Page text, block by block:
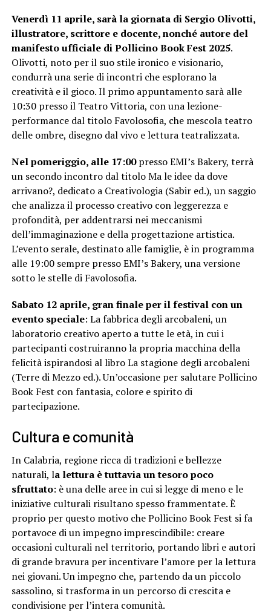
Venerdì 11 aprile, sarà la giornata di Sergio Olivotti,
illustratore, scrittore e docente, nonché autore del
manifesto ufficiale di Pollicino Book Fest 2025.
Olivotti, noto per il suo stile ironico e visionario,
condurrà una serie di incontri che esplorano la
creatività e il gioco. Il primo appuntamento sarà alle
10:30 presso il Teatro Vittoria, con una lezione-
performance dal titolo Favolosofia, che mescola teatro
delle ombre, disegno dal vivo e lettura teatralizzata.
Nel pomeriggio, alle 17:00presso EMI’s Bakery, terrà
un secondo incontro dal titolo Ma le idee da dove
arrivano?, dedicato a Creativologia (Sabir ed.), un saggio
che analizza il processo creativo con leggerezza e
profondità, per addentrarsi nei meccanismi
dell’immaginazione e della progettazione artistica.
L’evento serale, destinato alle famiglie, è in programma
alle 19:00 sempre presso EMI’s Bakery, una versione
sotto le stelle di Favolosofia.
Sabato 12 aprile, gran finale per il festival con un
evento speciale: La fabbrica degli arcobaleni, un
laboratorio creativo aperto a tutte le età, in cui i
partecipanti costruiranno la propria macchina della
felicità ispirandosi al libro La stagione degli arcobaleni
(Terre di Mezzo ed.). Un’occasione per salutare Pollicino
Book Fest con fantasia, colore e spirito di
partecipazione.
Cultura e comunità
In Calabria, regione ricca di tradizioni e bellezze
naturali, la lettura è tuttavia un tesoro poco
sfruttato: è una delle aree in cui si legge di meno e le
iniziative culturali risultano spesso frammentate. È
proprio per questo motivo che Pollicino Book Fest si fa
portavoce di un impegno imprescindibile: creare
occasioni culturali nel territorio, portando libri e autori
di grande bravura per incentivare l’amore per la lettura
nei giovani. Un impegno che, partendo da un piccolo
sassolino, si trasforma in un percorso di crescita e
condivisione per l’intera comunità.